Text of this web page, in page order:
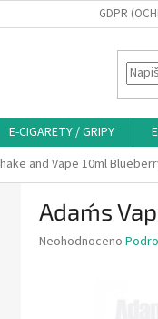
GDPR
E-CIGARETY / GRIPY
and Vape 10ml
Adam´s
Průměrné
Neohodnoceno